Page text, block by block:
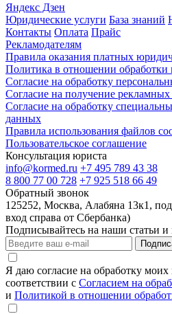
Яндекс Дзен
Юридические услуги База знаний
Контакты Оплата Прайс
Рекламодателям
Правила оказания платных
Политика в отношении
Согласие на обработку
Согласие на получение
Согласие на обработку
данных
Правила использования файлов
Пользовательское соглашение
Консультация юриста
info@kormed.ru +7 495 789 43 38
8 800 77 00 728 +7 925 518 66 49
Обратный звонок
125252, Москва, Алабяна 13к1,
вход справа от Сбербанка)
Подписывайтесь на наши статьи и
Я даю согласие на обработку
соответствии с Согласием на
и Политикой в отношении